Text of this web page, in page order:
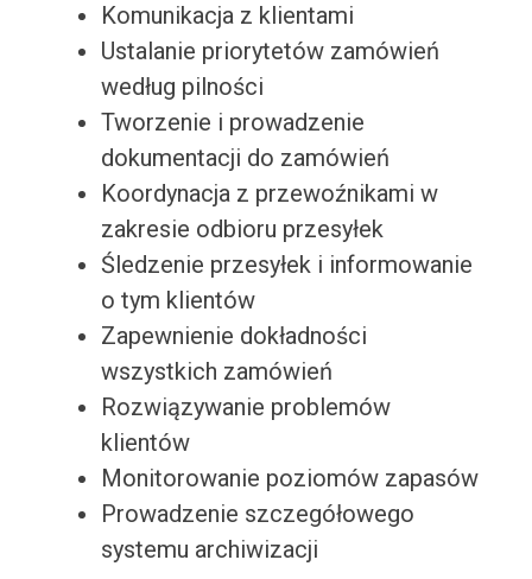
Komunikacja z klientami
Ustalanie priorytetów zamówień
według pilności
Tworzenie i prowadzenie
dokumentacji do zamówień
Koordynacja z przewoźnikami w
zakresie odbioru przesyłek
Śledzenie przesyłek i informowanie
o tym klientów
Zapewnienie dokładności
wszystkich zamówień
Rozwiązywanie problemów
klientów
Monitorowanie poziomów zapasów
Prowadzenie szczegółowego
systemu archiwizacji